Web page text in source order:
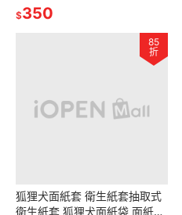
$350
85
折
狐狸犬面紙套 衛生紙套抽取式
衛生紙套 狐狸犬面紙袋 面紙套